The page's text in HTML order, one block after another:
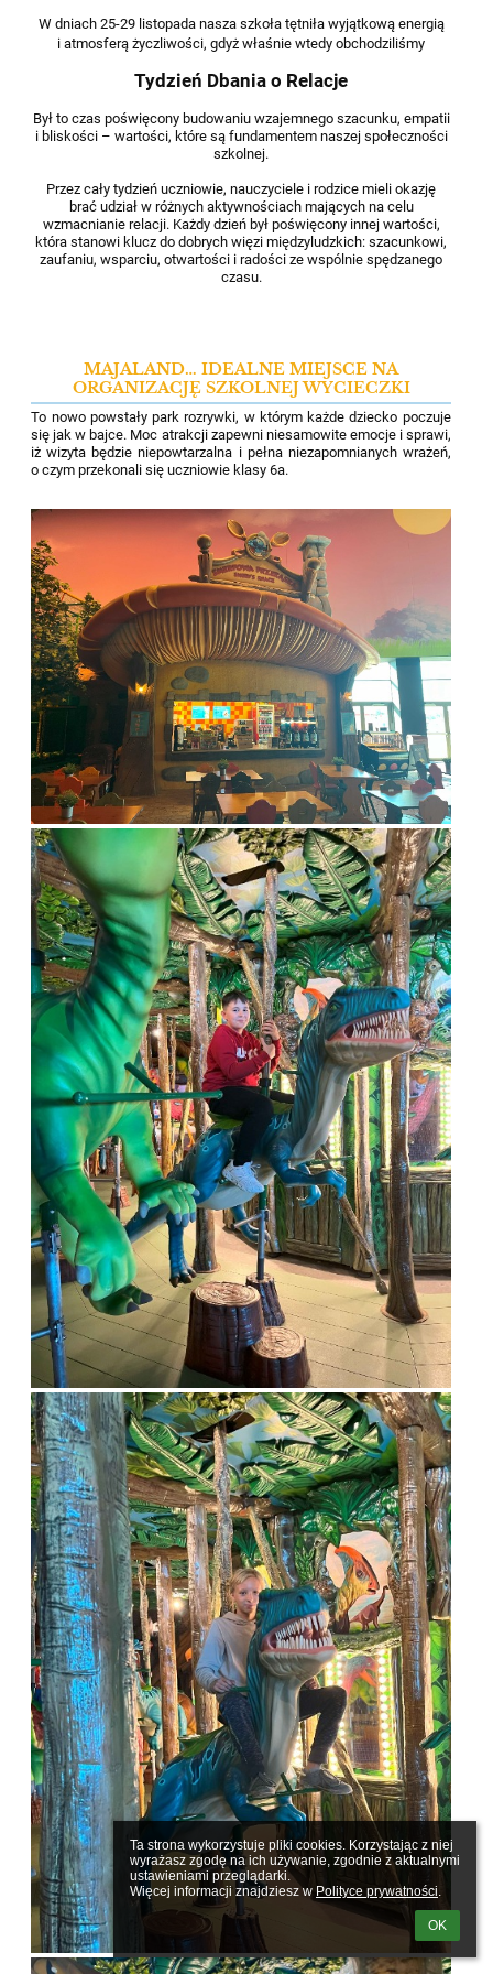
Ta strona wykorzystuje pliki cookies. Korzystając z niej
wyrażasz zgodę na ich używanie, zgodnie z aktualnymi
ustawieniami przeglądarki.
Więcej informacji znajdziesz w Polityce prywatności.
OK
W dniach 25-29 listopada nasza szkoła tętniła wyjątkową energią
i atmosferą życzliwości, gdyż właśnie wtedy obchodziliśmy
Tydzień Dbaniа o Relacje
Był to czas poświęcony budowaniu wzajemnego szacunku, empatii
i bliskości – wartości, które są fundamentem naszej społeczności
szkolnej.
Przez cały tydzień uczniowie, nauczyciele i rodzice mieli okazję
brać udział w różnych aktywnościach mających na celu
wzmacnianie relacji. Każdy dzień był poświęcony innej wartości,
która stanowi klucz do dobrych więzi międzyludzkich: szacunkowi,
zaufaniu, wsparciu, otwartości i radości ze wspólnie spędzanego
czasu.
MAJALAND… IDEALNE MIEJSCE NA
ORGANIZACJĘ SZKOLNEJ WYCIECZKI
To nowo powstały park rozrywki, w którym każde dziecko poczuje
się jak w bajce. Moc atrakcji zapewni niesamowite emocjei sprawi,
iż wizyta będzie niepowtarzalna i pełna niezapomnianych wrażeń,
o czym przekonali się uczniowie klasy 6a.